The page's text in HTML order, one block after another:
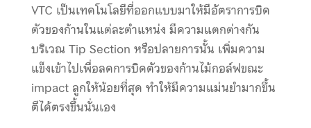
VTC เป็นเทคโนโลยีที่ออกแบบมาให้มีอัตราการบิด
ตัวของก้านในแต่ละตำแหน่ง มีความแตกต่างกัน
บริเวณ Tip Section หรือปลายการนั้น เพิ่มความ
แข็งเข้าไปเพื่อลดการบิดตัวของก้านไม้กอล์ฟขณะ
impact ลูกให้น้อยที่สุด ทำให้มีความแม่นยำมากขึ้น
ตีได้ตรงขึ้นนั่นเอง